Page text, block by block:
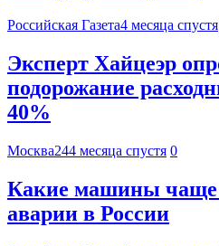
Российская Газета4 месяца спустя
Эксперт Хайцеэр
подорожание
40%
Москва244 месяца спустя 0
Какие машины чаще
аварии в России